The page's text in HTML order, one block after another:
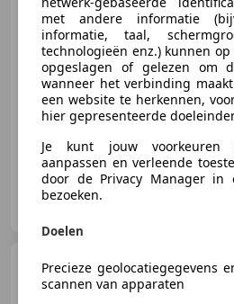
Excl.
11/2018 206.221 km Diesel
Greven Automotive B.V.
met andere informatie
informatie, taal,
technologieën enz.) kunnen
opgeslagen of gelezen om
wanneer het verbinding
een website te herkennen,
hier gepresenteerde
Je kunt jouw
aanpassen en verleende
door de Privacy Manager in
bezoeken.
Doelen
Precieze geolocatiegegevens
scannen van apparaten